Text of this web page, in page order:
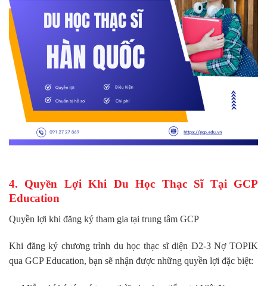
4. Quyền Lợi Khi Du Học Thạc Sĩ Tại GCP
Education
Quyền lợi khi đăng ký tham gia tại trung tâm GCP
Khi đăng ký chương trình du học thạc sĩ diện D2-3 Nợ TOPIK
qua GCP Education, bạn sẽ nhận được những quyền lợi đặc biệt: